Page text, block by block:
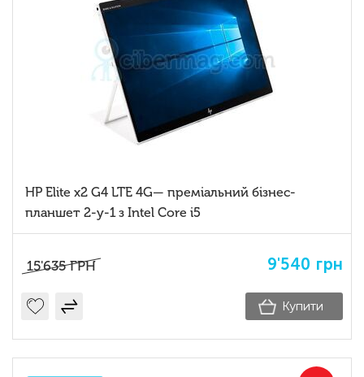
HP Elite x2 G4 LTE 4G— преміальний бізнес-
планшет 2-у-1 з Intel Core i5
15'635 ГРН 9'540 грн
Купити